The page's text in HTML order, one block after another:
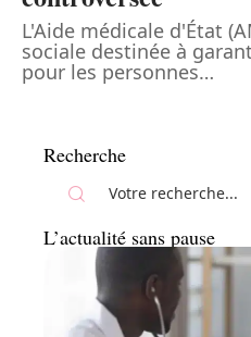
L'Aide médicale d'État
sociale destinée à
pour les personnes…
Recherche
L’actualité sans pause